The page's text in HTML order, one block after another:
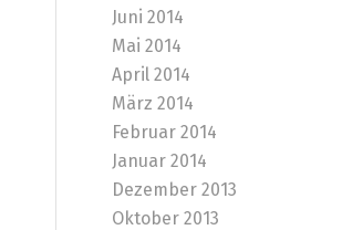
Juni 2014
Mai 2014
April 2014
März 2014
Februar 2014
Januar 2014
Dezember 2013
Oktober 2013